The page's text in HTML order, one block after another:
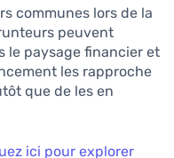
communes lors de la
peuvent
le paysage financier et
les rapproche
que de les en
ici pour explorer